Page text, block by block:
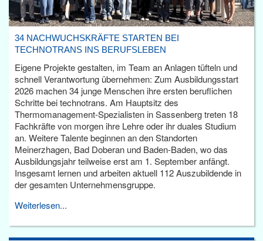
34 NACHWUCHSKRÄFTE STARTEN BEI
TECHNOTRANS INS BERUFSLEBEN
Eigene Projekte gestalten, im Team an Anlagen tüfteln und
schnell Verantwortung übernehmen: Zum Ausbildungsstart
2026 machen 34 junge Menschen ihre ersten beruflichen
Schritte bei technotrans. Am Hauptsitz des
Thermomanagement-Spezialisten in Sassenberg treten 18
Fachkräfte von morgen ihre Lehre oder ihr duales Studium
an. Weitere Talente beginnen an den Standorten
Meinerzhagen, Bad Doberan und Baden-Baden, wo das
Ausbildungsjahr teilweise erst am 1. September anfängt.
Insgesamt lernen und arbeiten aktuell 112 Auszubildende in
der gesamten Unternehmensgruppe.
Weiterlesen...